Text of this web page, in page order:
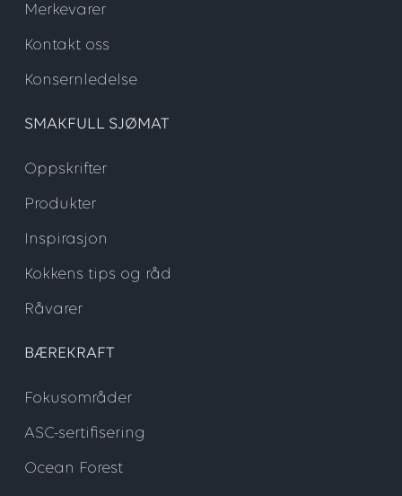
Merkevarer
Kontakt oss
Konsernledelse
SMAKFULL SJØMAT
Oppskrifter
Produkter
Inspirasjon
Kokkens tips og råd
Råvarer
BÆREKRAFT
Fokusområder
ASC-sertifisering
Ocean Forest